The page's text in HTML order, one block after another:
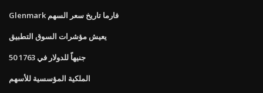
Glenmark فارما تاريخ سعر السهم
يعيش مؤشرات السوق التطبيق
50 جنيهاً للدولار في 1763
الملكية المؤسسية للأسهم